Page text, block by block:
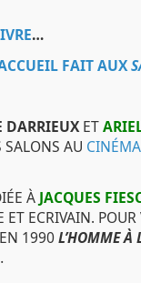
…
FAIT AUX
DARRIEUXET
SALONS AU
À JACQUES
ET ECRIVAIN.
1990L’HOMME À